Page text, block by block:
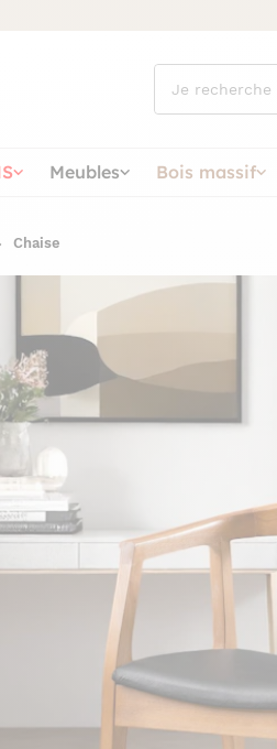
cherchez
vous ?
Meubles Bois massif
Chaise